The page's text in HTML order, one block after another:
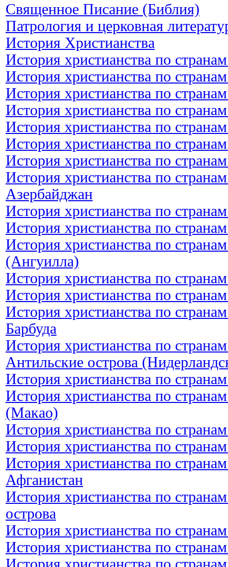
Священное Писание (Библия)
Патрология и церковная
История Христианства
История христианства по
История христианства по
История христианства по
История христианства по
История христианства по
История христианства по
История христианства по
История христианства по
Азербайджан
История христианства по
История христианства по
История христианства по
(Ангуилла)
История христианства по
История христианства по
История христианства по
Барбуда
История христианства по
Антильские острова
История христианства по
История христианства по
(Макао)
История христианства по
История христианства по
История христианства по
Афганистан
История христианства по
острова
История христианства по
История христианства по